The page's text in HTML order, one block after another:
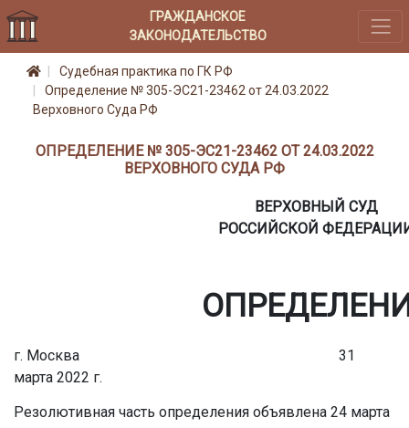
ГРАЖДАНСКОЕ
ЗАКОНОДАТЕЛЬСТВО
Судебная практика по ГК РФ
Определение № 305-ЭС21-23462 от 24.03.2022
Верховного Суда РФ
ОПРЕДЕЛЕНИЕ № 305-ЭС21-23462 ОТ 24.03.2022
ВЕРХОВНОГО СУДА РФ
ВЕРХОВНЫЙ СУД
РОССИЙСКОЙ
г. Москва 31
марта 2022 г.
Резолютивная часть определения объявлена 24 марта